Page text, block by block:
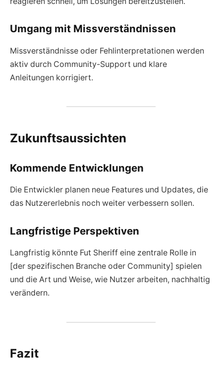
Umgang mit Missverständnissen
Missverständnisse oder Fehlinterpretationen werden
aktiv durch Community-Support und klare
Anleitungen korrigiert.
Zukunftsaussichten
Kommende Entwicklungen
Die Entwickler planen neue Features und Updates, die
das Nutzererlebnis noch weiter verbessern sollen.
Langfristige Perspektiven
Langfristig könnte Fut Sheriff eine zentrale Rolle in
[der spezifischen Branche oder Community] spielen
und die Art und Weise, wie Nutzer arbeiten, nachhaltig
verändern.
Fazit